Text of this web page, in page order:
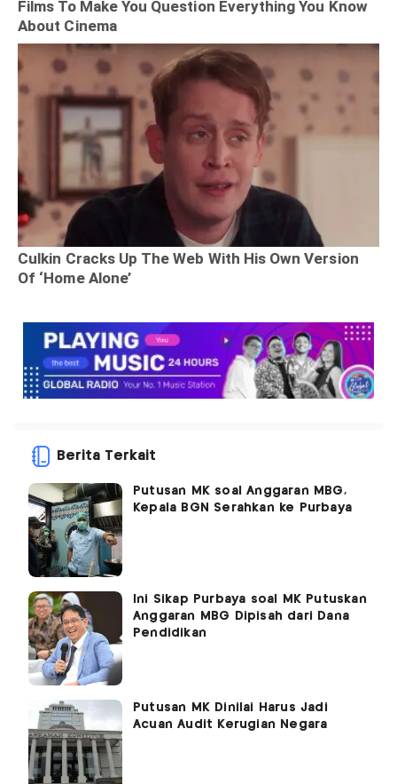
Berita Terkait
Putusan MK soal Anggaran MBG,
Kepala BGN Serahkan ke Purbaya
Ini Sikap Purbaya soal MK Putuskan
Anggaran MBG Dipisah dari Dana
Pendidikan
Putusan MK Dinilai Harus Jadi
Acuan Audit Kerugian Negara